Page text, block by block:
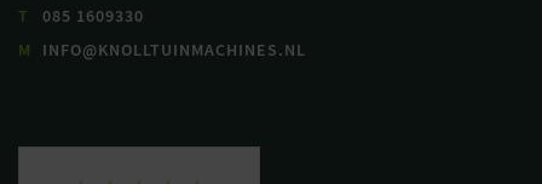
T
085 1609330
M
INFO@KNOLLTUINMACHINES.NL